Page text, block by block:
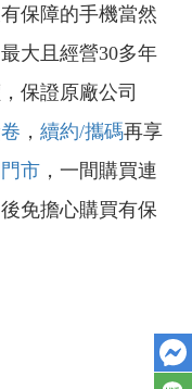
保障的手機當然
大且經營30多年
保證原廠公司
， 續約/攜碼再享
市 ，一間購買連
免擔心購買有保